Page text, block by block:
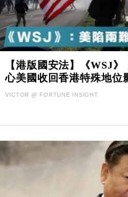
【港版國安法】《WSJ
心美國收回香港特殊地位
VICTOR @ FORTUNE INSIGHT